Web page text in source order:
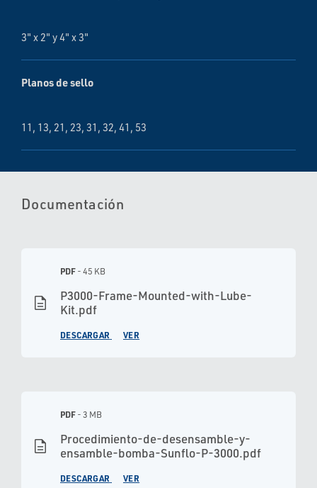
3" x 2" y 4" x 3"
Planos de sello
11, 13, 21, 23, 31, 32, 41, 53
Documentación
description
PDF- 45 KB
P3000-Frame-Mounted-with-Lube-
Kit.pdf
DESCARGAR VER
description
PDF- 3 MB
Procedimiento-de-desensamble-y-
ensamble-bomba-Sunflo-P-3000.pdf
DESCARGAR VER